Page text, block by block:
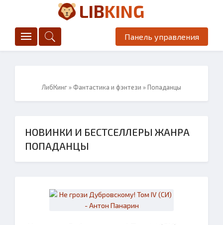
LIBKING
Панель управления
ЛибКинг» Фантастика и фэнтези » Попаданцы
НОВИНКИ И БЕСТСЕЛЛЕРЫ ЖАНРА
ПОПАДАНЦЫ